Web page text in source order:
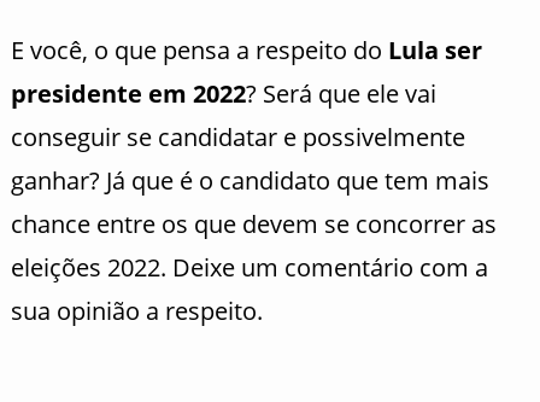
E você, o que pensa a respeito do Lula ser
presidente em 2022? Será que ele vai
conseguir se candidatar e possivelmente
ganhar? Já que é o candidato que tem mais
chance entre os que devem se concorrer as
eleições 2022. Deixe um comentário com a
sua opinião a respeito.